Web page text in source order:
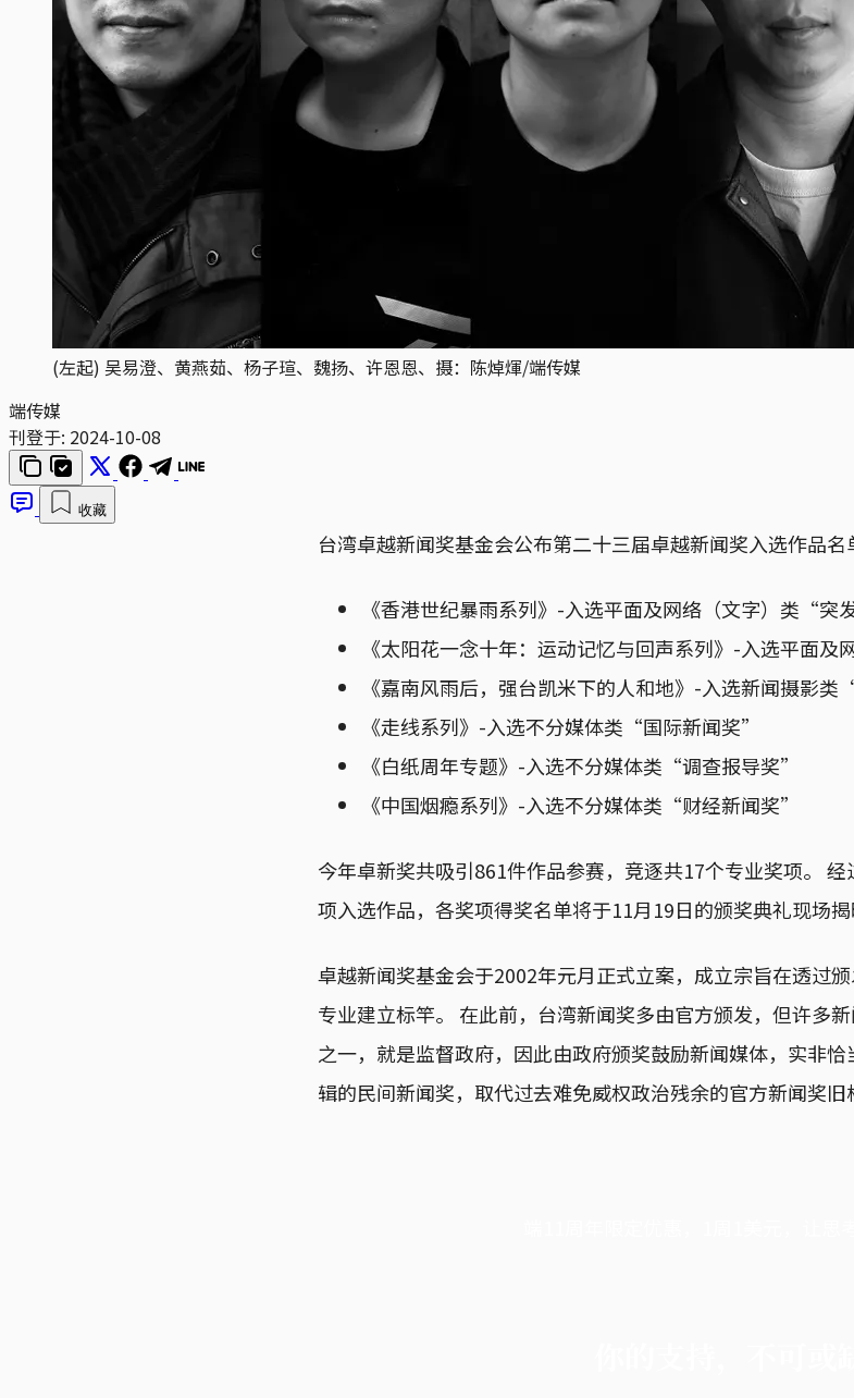
(左起) 吴易澄、黄燕茹、杨子瑄、魏扬、许恩恩、摄：陈焯煇/端传媒
端传媒
刊登于: 2024-10-08
收藏
台湾卓越新闻奖基金会公布第二十三届卓越新闻奖入选作品名
《香港世纪暴雨系列》-入选平面及网络（文字）类“突
《太阳花一念十年：运动记忆与回声系列》-入选平面
《嘉南风雨后，强台凯米下的人和地》-入选新闻摄影类
《走线系列》-入选不分媒体类“国际新闻奖”
《白纸周年专题》-入选不分媒体类“调查报导奖”
《中国烟瘾系列》-入选不分媒体类“财经新闻奖”
今年卓新奖共吸引861件作品参赛，竞逐共17个专业奖项。
项入选作品，各奖项得奖名单将于11月19日的颁奖典礼现场揭
卓越新闻奖基金会于2002年元月正式立案，成立宗旨在透过
专业建立标竿。 在此前，台湾新闻奖多由官方颁发，但许多
之一，就是监督政府，因此由政府颁奖鼓励新闻媒体，实非
辑的民间新闻奖，取代过去难免威权政治残余的官方新闻奖旧